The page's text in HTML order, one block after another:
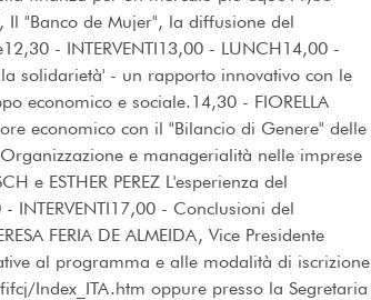
Il "Banco de Mujer", la diffusione del
- INTERVENTI13,00 - LUNCH14,00 -
solidarietà' - un rapporto innovativo con le
economico e sociale.14,30 - FIORELLA
economico con il "Bilancio di Genere" delle
e managerialità nelle imprese
e ESTHER PEREZ L'esperienza del
INTERVENTI17,00 - Conclusioni del
FERIA DE ALMEIDA, Vice Presidente
al programma e alle modalità di iscrizione
Index_ITA.htm oppure presso la Segretaria